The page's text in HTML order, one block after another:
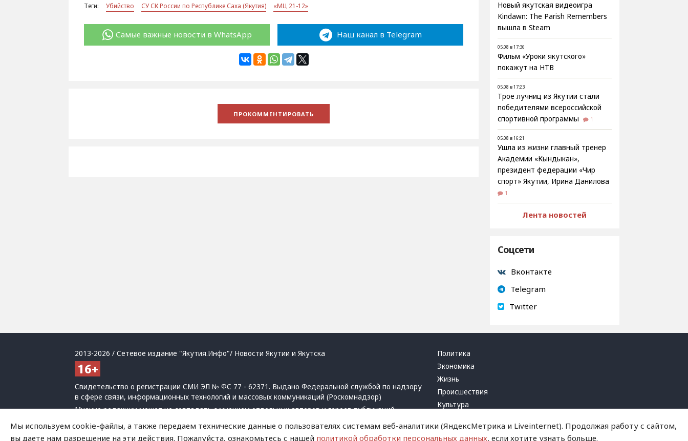
Теги: Убийство СУ СК России по Республике Саха (Якутия) «МЦ 21-12»
Самые важные новости в WhatsApp Наш канал в Telegram
Новый якутская видеоигра
Kindawn: The Parish Remembers
вышла в Steam
05.08 в 17:36
Фильм «Уроки якутского»
покажут на НТВ
05.08 в 17:23
Трое лучниц из Якутии стали
победителями всероссийской
спортивной программы
1
05.08 в 16:21
Ушла из жизни главный тренер
Академии «Кындыкан»,
президент федерации «Чир
спорт» Якутии, Ирина Данилова
1
Лента новостей
Соцсети
Вконтакте
Telegram
Twitter
2013-2026 / Сетевое издание "Якутия.Инфо"/ Новости Якутии и Якутска
Свидетельство о регистрации СМИ ЭЛ № ФС 77 - 62371. Выдано Федеральной службой по надзору
в сфере связи, информационных технологий и массовых коммуникаций (Роскомнадзор)
Мнение редакции может не совпадать с мнением отдельных авторов и героев публикаций.
При использовании материалов обязательна активная ссылка на сайт.
Политика обработки персональных данных
Политика
Экономика
Жизнь
Происшествия
Культура
Криминал
Мы используем cookie-файлы, а также передаем технические данные о пользователях системам веб-аналитики (ЯндексМетрика и Liveinternet). Продолжая работу с сайтом,
вы даете нам разрешение на эти действия. Пожалуйста, ознакомьтесь с нашей политикой обработки персональных данных, если хотите узнать больше.